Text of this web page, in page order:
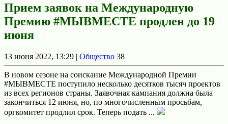
Прием заявок на Международную
Премию #МЫВМЕСТЕ продлен до 19
июня
13 июня 2022, 13:29 | Общество 38
В новом сезоне на соискание Международной Премии
#МЫВМЕСТЕ поступило несколько десятков тысяч проектов
из всех регионов страны. Заявочная кампания должна была
закончиться 12 июня, но, по многочисленным просьбам,
оргкомитет продлил срок. Теперь подать ...